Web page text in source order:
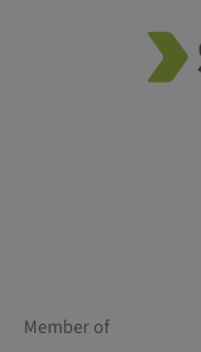
Member of